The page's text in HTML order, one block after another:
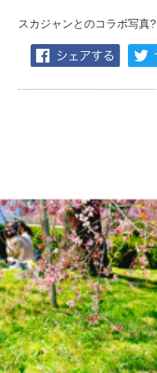
スカジャンとのコラボ写真?